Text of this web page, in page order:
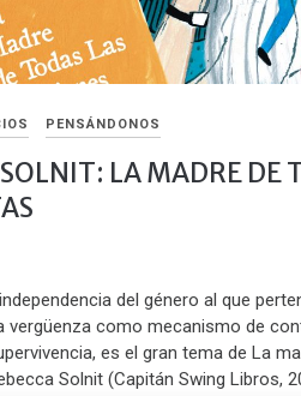
PENSÁNDONOS
LA MADRE DE
del género al que
vergüenza como mecanismo de
es el gran tema de La
Solnit (Capitán Swing Libros,